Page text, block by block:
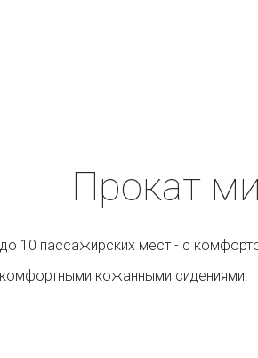
Прокат
10 пассажирских мест - с
кожанными сидениями.